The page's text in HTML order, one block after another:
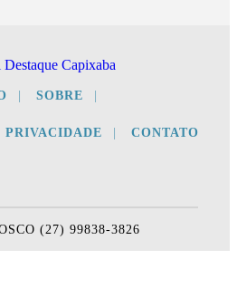
| SOBRE |
PRIVACIDADE | CONTATO
(27) 99838-3826